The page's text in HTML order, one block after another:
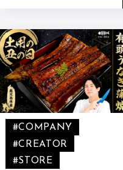
『とろ～りヤンニョムチ
ーズ』付きコラボ商品が
登場
#COMPANY
#CREATOR
#STORE